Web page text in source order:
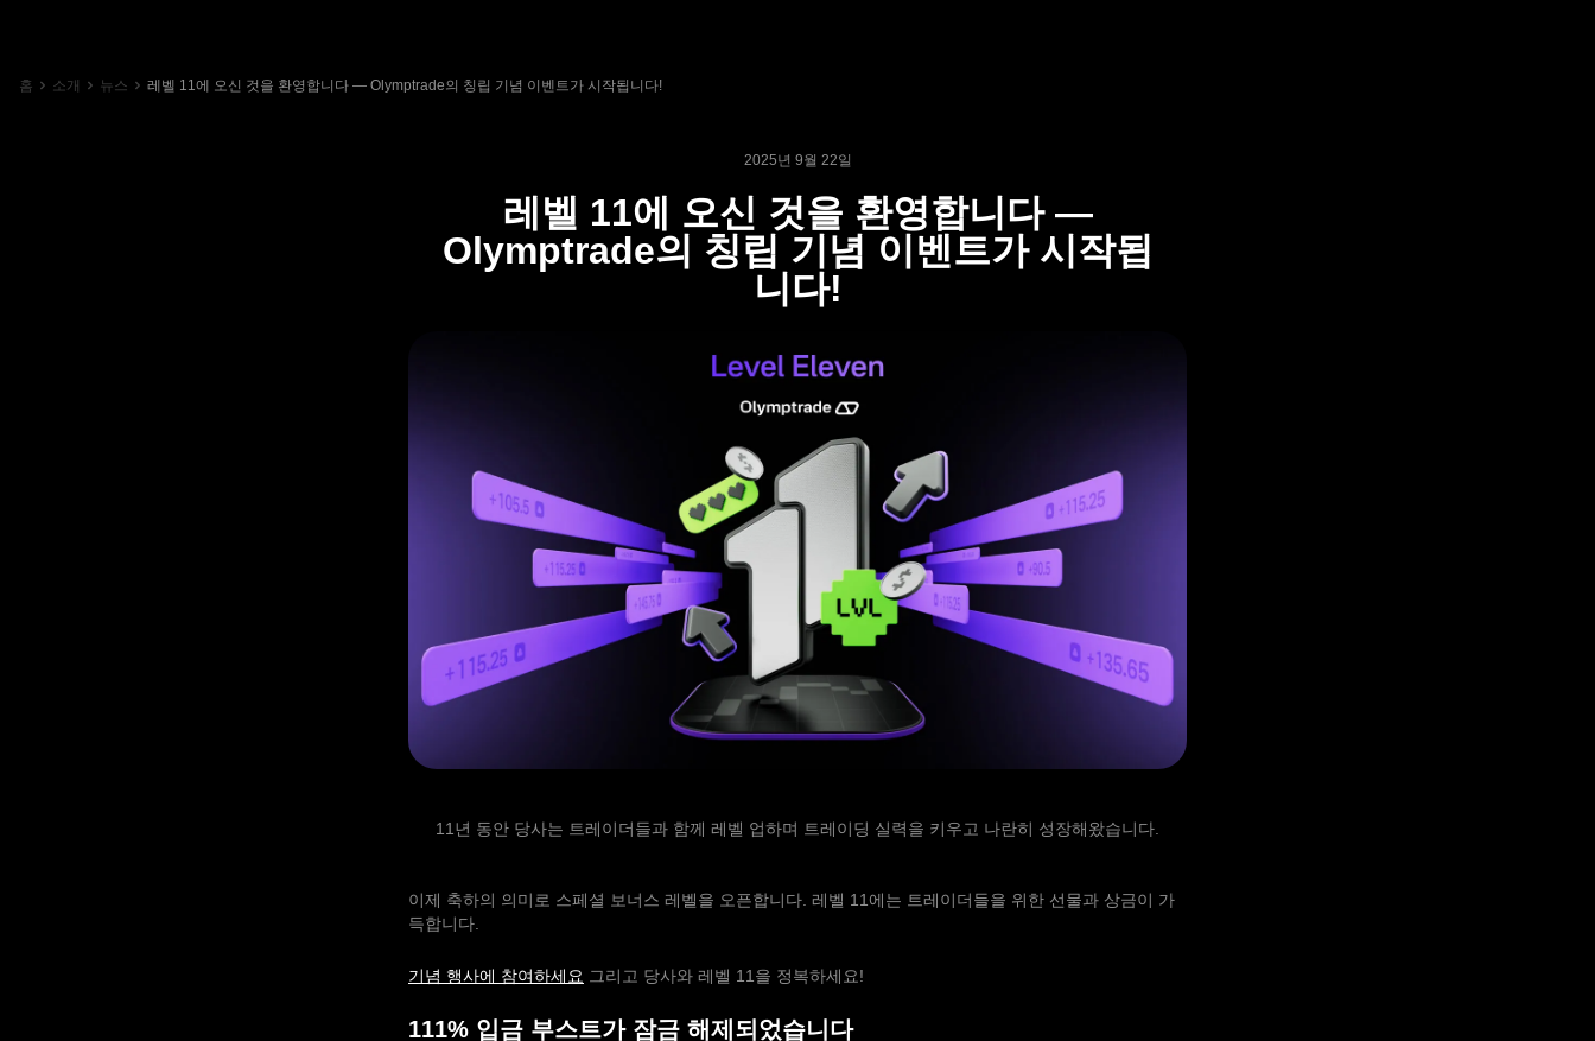
홈 소개 뉴스 레벨 11에 오신 것을 환영합니다 — Olymptrade의 칭립 기념 이벤트가 시작됩니다!
2025년 9월 22일
레벨 11에 오신 것을 환영합니다 —
Olymptrade의 칭립 기념 이벤트가 시작됩
니다!
11년 동안 당사는 트레이더들과 함께 레벨 업하며 트레이딩 실력을 키우고 나란히 성장해왔습니다.
이제 축하의 의미로 스페셜 보너스 레벨을 오픈합니다. 레벨 11에는 트레이더들을 위한 선물과 상금이 가
득합니다.
기념 행사에 참여하세요 그리고 당사와 레벨 11을 정복하세요!
111% 입금 부스트가 잠금 해제되었습니다